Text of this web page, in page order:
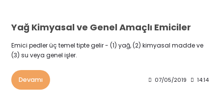
Yağ Kimyasal ve Genel Amaçlı Emiciler
Emici pedler üç temel tipte gelir - (1) yağ, (2) kimyasal madde ve
(3) su veya genel işler.
Devamı 07/05/2019 14:14